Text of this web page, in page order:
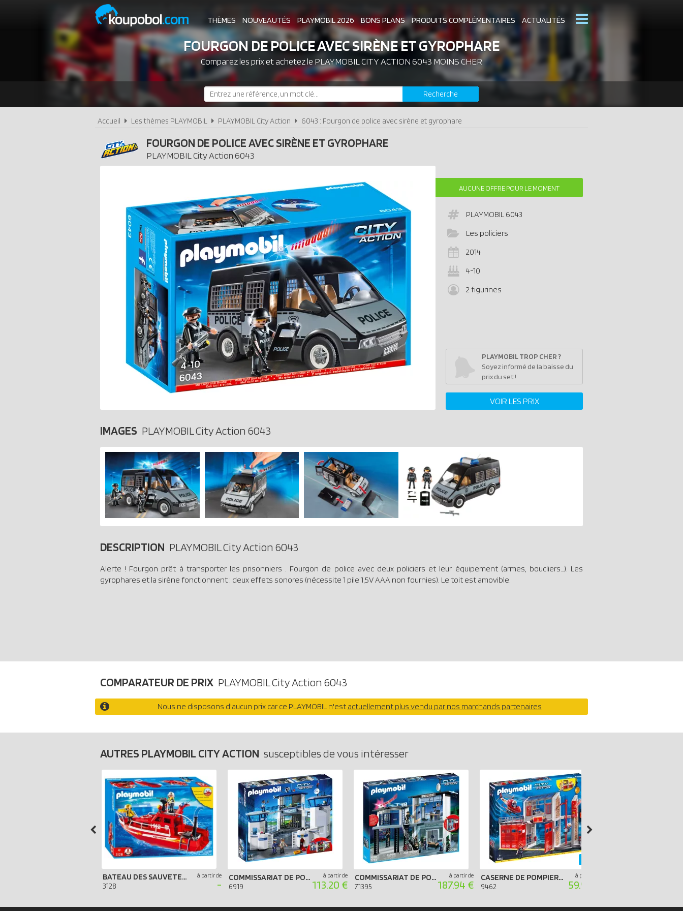
THÈMES NOUVEAUTÉS PLAYMOBIL 2026 BONS PLANS PRODUITS COMPLÉMENTAIRES ACTUALITÉS
ASSOCIATIONS DE FANS EXPOSITIONS PLAYMOBIL CATALOGUES PLAYMOBIL
LES PLAYMOBIL LES PLUS CHERS DERNIERS PLAYMOBIL AJOUTÉS
FOURGON DE POLICE AVEC SIRÈNE ET GYROPHARE
Comparez les prix et achetez le PLAYMOBIL CITY ACTION 6043 MOINS CHER
Recherche
Accueil Les thèmes PLAYMOBIL PLAYMOBIL City Action 6043 : Fourgon de police avec sirène et gyrophare
FOURGON DE POLICE AVEC SIRÈNE ET GYROPHARE
PLAYMOBIL City Action 6043
AUCUNE OFFRE POUR LE MOMENT
PLAYMOBIL 6043
Les policiers
2014
4-10
2 figurines
PLAYMOBIL TROP CHER ?
Soyez informé de la baisse du
prix du set !
VOIR LES PRIX
IMAGES PLAYMOBIL City Action 6043
DESCRIPTION PLAYMOBIL City Action 6043
Alerte ! Fourgon prêt à transporter les prisonniers . Fourgon de police avec deux policiers et leur équipement (armes, boucliers…). Les
gyrophares et la sirène fonctionnent : deux effets sonores (nécessite 1 pile 1,5V AAA non fournies). Le toit est amovible.
COMPARATEUR DE PRIX PLAYMOBIL City Action 6043
Nous ne disposons d'aucun prix car ce PLAYMOBIL n'est actuellement plus vendu par nos marchands partenaires
AUTRES PLAYMOBIL CITY ACTION susceptibles de vous intéresser
BATEAU DES SAUVETEURS POMPIERS
3128
à partir de
-
COMMISSARIAT DE POLICE AVEC PRISON
6919
à partir de
113.20 €
COMMISSARIAT DE POLICE AVEC SYSTÈME D`ALARME
71395
à partir de
187.94 €
CASERNE DE POMPIERS AVEC HÉLICOPTÈRE
9462
à partir de
59.99 €